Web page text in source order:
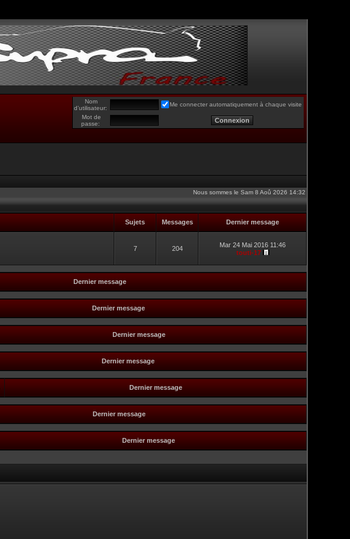
Nom
d’utilisateur:
Me connecter automatiquement à chaque visite
Mot de
passe:
Nous sommes le Sam 8 Aoû 2026 14:32
Sujets Messages Dernier message
7 204
Mar 24 Mai 2016 11:46
touti-17
Dernier message
Dernier message
Dernier message
Dernier message
Dernier message
Dernier message
Dernier message